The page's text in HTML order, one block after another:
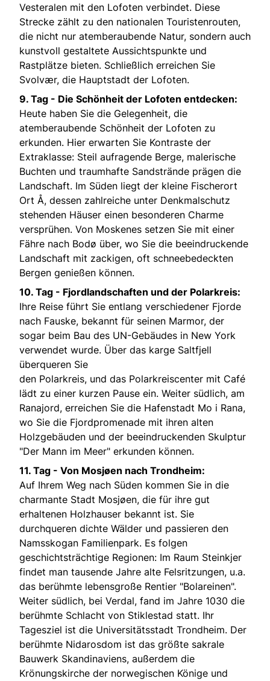
Vesteralen mit den Lofoten verbindet. Diese
Strecke zählt zu den nationalen Touristenrouten,
die nicht nur atemberaubende Natur, sondern auch
kunstvoll gestaltete Aussichtspunkte und
Rastplätze bieten. Schließlich erreichen Sie
Svolvær, die Hauptstadt der Lofoten.
9. Tag - Die Schönheit der Lofoten entdecken:
Heute haben Sie die Gelegenheit, die
atemberaubende Schönheit der Lofoten zu
erkunden. Hier erwarten Sie Kontraste der
Extraklasse: Steil aufragende Berge, malerische
Buchten und traumhafte Sandstrände prägen die
Landschaft. Im Süden liegt der kleine Fischerort
Ort Å, dessen zahlreiche unter Denkmalschutz
stehenden Häuser einen besonderen Charme
versprühen. Von Moskenes setzen Sie mit einer
Fähre nach Bodø über, wo Sie die beeindruckende
Landschaft mit zackigen, oft schneebedeckten
Bergen genießen können.
10. Tag - Fjordlandschaften und der Polarkreis:
Ihre Reise führt Sie entlang verschiedener Fjorde
nach Fauske, bekannt für seinen Marmor, der
sogar beim Bau des UN-Gebäudes in New York
verwendet wurde. Über das karge Saltfjell
überqueren Sie
den Polarkreis, und das Polarkreiscenter mit Café
lädt zu einer kurzen Pause ein. Weiter südlich, am
Ranajord, erreichen Sie die Hafenstadt Mo i Rana,
wo Sie die Fjordpromenade mit ihren alten
Holzgebäuden und der beeindruckenden Skulptur
"Der Mann im Meer" erkunden können.
11. Tag - Von Mosjøen nach Trondheim:
Auf Ihrem Weg nach Süden kommen Sie in die
charmante Stadt Mosjøen, die für ihre gut
erhaltenen Holzhauser bekannt ist. Sie
durchqueren dichte Wälder und passieren den
Namsskogan Familienpark. Es folgen
geschichtsträchtige Regionen: Im Raum Steinkjer
findet man tausende Jahre alte Felsritzungen, u.a.
das berühmte lebensgroße Rentier "Bolareinen".
Weiter südlich, bei Verdal, fand im Jahre 1030 die
berühmte Schlacht von Stiklestad statt. Ihr
Tagesziel ist die Universitätsstadt Trondheim. Der
berühmte Nidarosdom ist das größte sakrale
Bauwerk Skandinaviens, außerdem die
Krönungskirche der norwegischen Könige und